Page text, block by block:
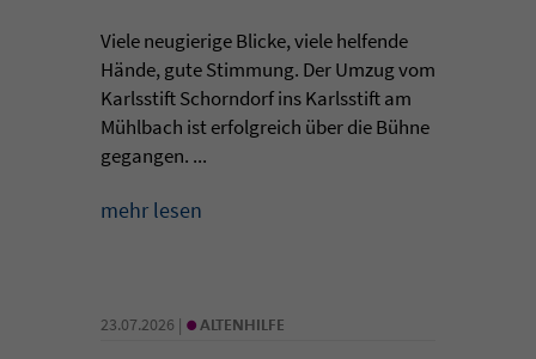
Viele neugierige Blicke, viele helfende
Hände, gute Stimmung. Der Umzug vom
Karlsstift Schorndorf ins Karlsstift am
Mühlbach ist erfolgreich über die Bühne
gegangen. ...
mehr lesen
23.07.2026 | • ALTENHILFE